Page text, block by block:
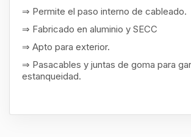
⇒ Permite el paso interno de cableado.
⇒ Fabricado en aluminio y SECC
⇒ Apto para exterior.
⇒ Pasacables y juntas de goma para
estanqueidad.